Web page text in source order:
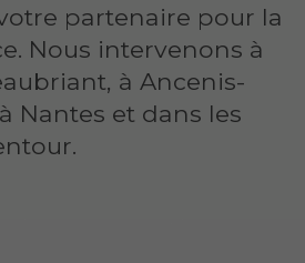
partenaire pour la
Nous intervenons à
à Ancenis-
Nantes et dans les